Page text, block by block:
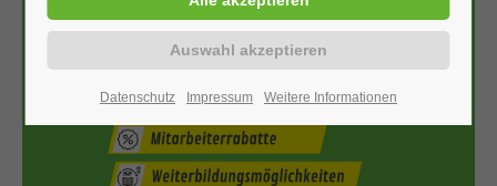
Datenschutz Impressum Weitere Informationen